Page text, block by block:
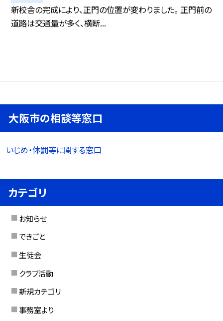
新校舎の完成により、正門の位置が変わりました。 正門前の
道路は交通量が多く、横断...
大阪市の相談等窓口
いじめ・体罰等に関する窓口
カテゴリ
お知らせ
できごと
生徒会
クラブ活動
新規カテゴリ
事務室より